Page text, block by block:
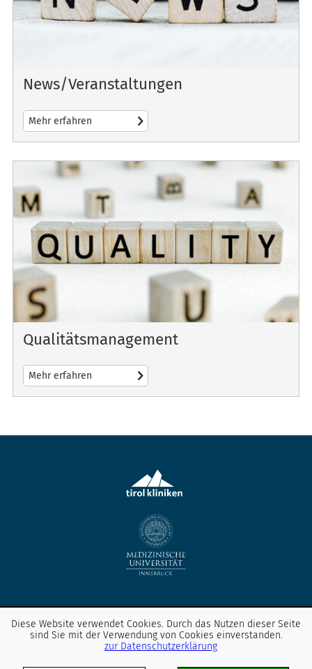
News/Veranstaltungen
Mehr erfahren
Qualitätsmanagement
Mehr erfahren
Diese Website verwendet Cookies. Durch das Nutzen dieser Seite
sind Sie mit der Verwendung von Cookies einverstanden.
zur Datenschutzerklärung